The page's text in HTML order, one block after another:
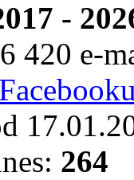
-
420 e-
264